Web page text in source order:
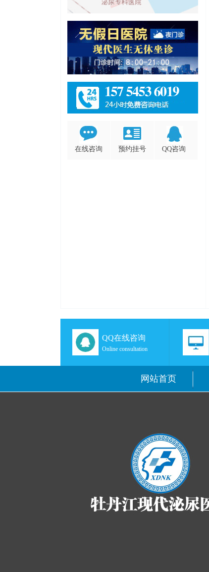
在线咨询 预约挂号 QQ咨询
QQ在线咨询
Online consultation
网站首页